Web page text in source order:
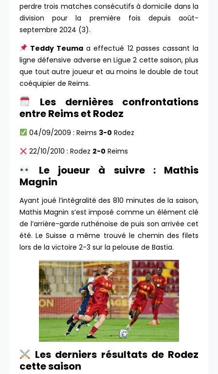
perdre trois matches consécutifs à domicile dans la
division pour la première fois depuis août-
septembre 2024 (3).
Teddy Teuma a effectué 12 passes cassant la
ligne défensive adverse en Ligue 2 cette saison, plus
que tout autre joueur et au moins le double de tout
coéquipier de Reims.
Les dernières confrontations
entre Reims et Rodez
04/09/2009 : Reims 3-0 Rodez
22/10/2010 : Rodez 2-0 Reims
Le joueur à suivre : Mathis
Magnin
Ayant joué l’intégralité des 810 minutes de la saison,
Mathis Magnin s’est imposé comme un élément clé
de l’arrière-garde ruthénoise de puis son arrivée cet
été. Le Suisse a même trouvé le chemin des filets
lors de la victoire 2-3 sur la pelouse de Bastia.
Les derniers résultats de Rodez
cette saison